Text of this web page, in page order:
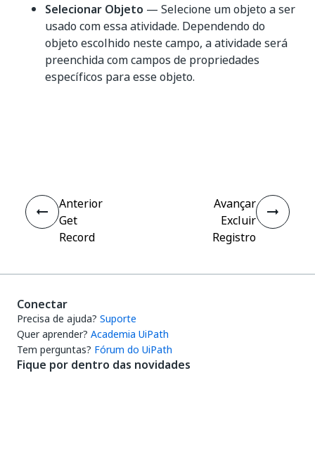
Selecionar Objeto — Selecione um objeto a ser
usado com essa atividade. Dependendo do
objeto escolhido neste campo, a atividade será
preenchida com campos de propriedades
específicos para esse objeto.
Anterior
Get
Record
Avançar
Excluir
Registro
Conectar
Precisa de ajuda? Suporte
Quer aprender? Academia UiPath
Tem perguntas? Fórum do UiPath
Fique por dentro das novidades